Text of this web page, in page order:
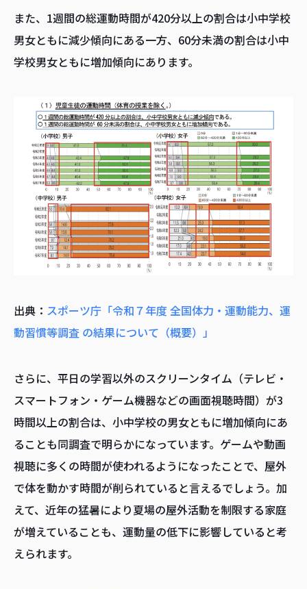
また、1週間の総運動時間が420分以上の割合は小中学校
男女ともに減少傾向にある一方、60分未満の割合は小中
学校男女ともに増加傾向にあります。
出典： スポーツ庁「令和７年度 全国体力・運動能力、運
動習慣等調査 の結果について（概要）」
さらに、平日の学習以外のスクリーンタイム（テレビ・
スマートフォン・ゲーム機器などの画面視聴時間）が3
時間以上の割合は、小中学校の男女ともに増加傾向にあ
ることも同調査で明らかになっています。ゲームや動画
視聴に多くの時間が使われるようになったことで、屋外
で体を動かす時間が削られていると言えるでしょう。加
えて、近年の猛暑により夏場の屋外活動を制限する家庭
が増えていることも、運動量の低下に影響していると考
えられます。